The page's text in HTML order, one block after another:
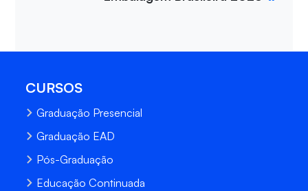
CURSOS
Graduação Presencial
Graduação EAD
Pós-Graduação
Educação Continuada